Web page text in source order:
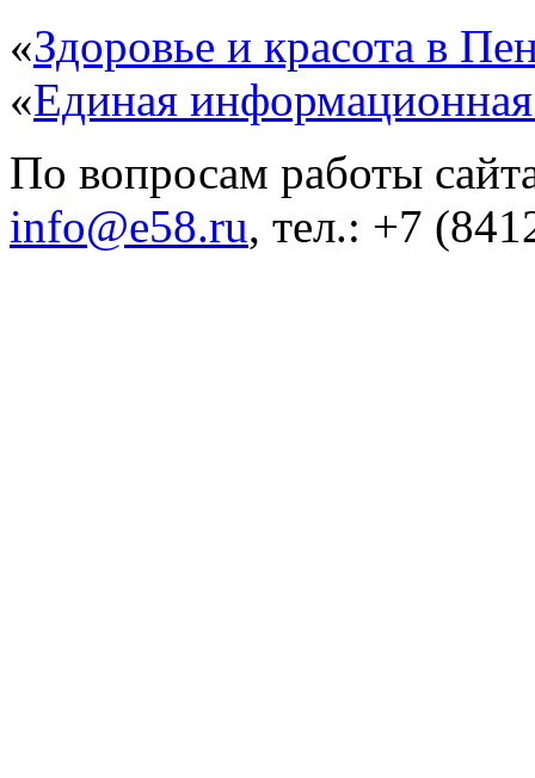
«Здоровье и красота в
«Единая
По вопросам работы
info@e58.ru, тел.: +7